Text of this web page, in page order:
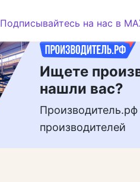
Ищете
нашли вас?
производителей
Подписывайтесь на нас в